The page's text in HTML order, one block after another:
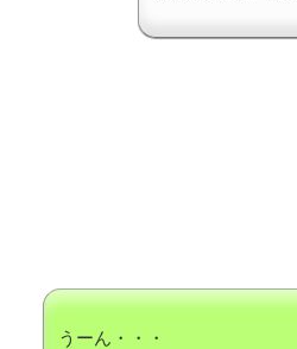
うーん・・・